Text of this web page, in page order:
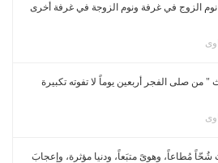
الزوج في غرفة ونوم الزوجة في غرفة أخرى
صلى الفجر أربعين يوماً لا تفوته تكبيرة
شُحّاً مُطاعاً، وهوىً متبَعاً، ودنيا مؤثرة، وإعجابَ